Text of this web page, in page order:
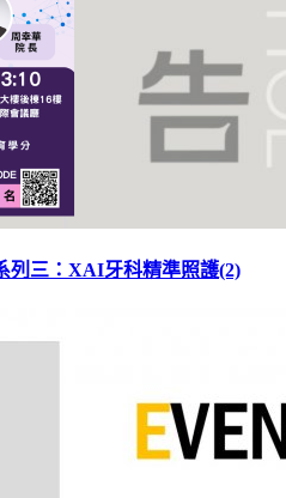
列三：XAI牙科精準照護(2)